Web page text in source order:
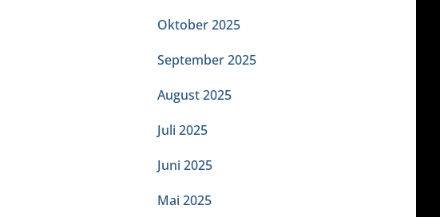
Oktober 2025
September 2025
August 2025
Juli 2025
Juni 2025
Mai 2025